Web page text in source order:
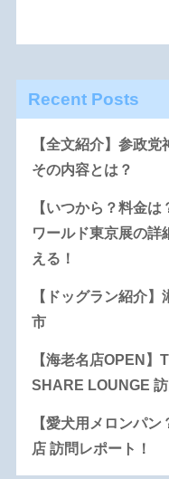
Recent Posts
【全文紹介】参政
その内容とは？
【いつから？料金
ワールド東京展の詳
える！
【ドッグラン紹介
市
【海老名店OPEN
SHARE LOUNGE
【愛犬用メロンパ
店 訪問レポート！